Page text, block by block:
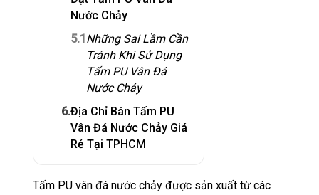
Nước Chảy
5.1Những Sai Lầm Cần
Tránh Khi Sử Dụng
Tấm PU Vân Đá
Nước Chảy
6.Địa Chỉ Bán Tấm PU
Vân Đá Nước Chảy Giá
Rẻ Tại TPHCM
Tấm PU vân đá nước chảy được sản xuất từ các